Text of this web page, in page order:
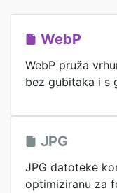
WebP
WebP pruža
bez gubitaka i s
JPG
JPG datoteke
optimiziranu za